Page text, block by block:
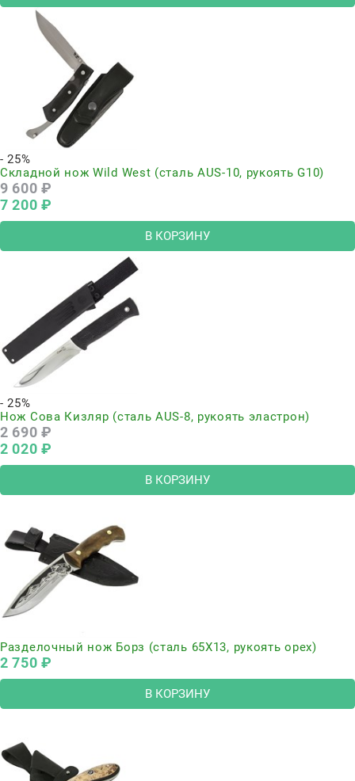
- 25%
Складной нож Wild West (сталь AUS-10, рукоять G10)
9 600 ₽
7 200 ₽
В КОРЗИНУ
- 25%
Нож Сова Кизляр (сталь AUS-8, рукоять эластрон)
2 690 ₽
2 020 ₽
В КОРЗИНУ
Разделочный нож Борз (сталь 65Х13, рукоять орех)
2 750 ₽
В КОРЗИНУ